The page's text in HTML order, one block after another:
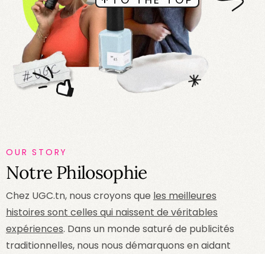
OUR STORY
Notre Philosophie
Chez UGC.tn, nous croyons que les meilleures
histoires sont celles qui naissent de véritables
expériences. Dans un monde saturé de publicités
traditionnelles, nous nous démarquons en aidant